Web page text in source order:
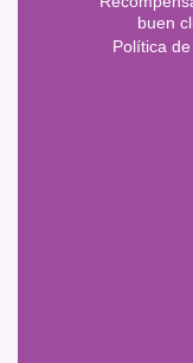
buen
Política